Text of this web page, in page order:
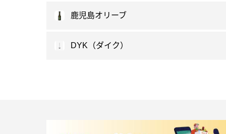
鹿児島オリーブ
DYK（ダイク）